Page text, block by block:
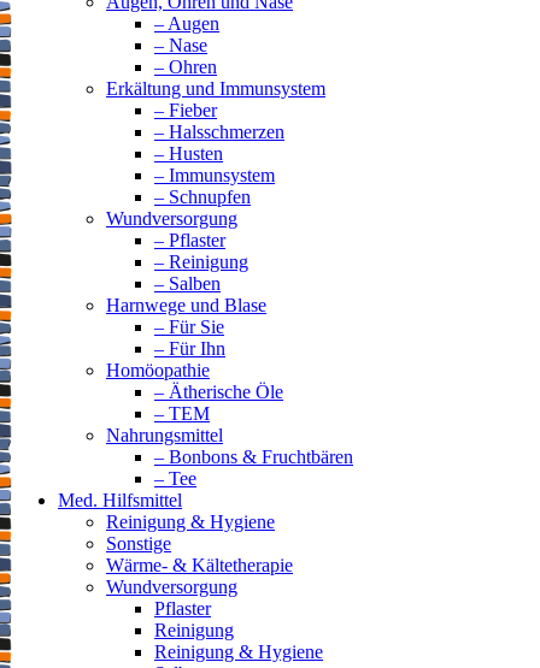
– Augen
– Nase
– Ohren
Erkältung und Immunsystem
– Fieber
– Halsschmerzen
– Husten
– Immunsystem
– Schnupfen
Wundversorgung
– Pflaster
– Reinigung
– Salben
Harnwege und Blase
– Für Sie
– Für Ihn
Homöopathie
– Ätherische Öle
– TEM
Nahrungsmittel
– Bonbons & Fruchtbären
– Tee
Med. Hilfsmittel
Reinigung & Hygiene
Sonstige
Wärme- & Kältetherapie
Wundversorgung
Pflaster
Reinigung
Reinigung & Hygiene